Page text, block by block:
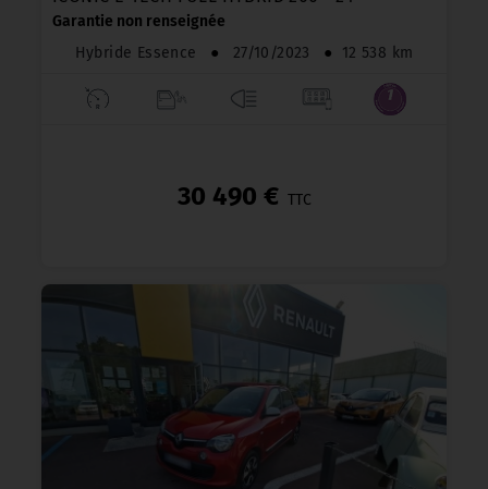
Garantie non renseignée
Hybride Essence
● 27/10/2023 ● 12 538 km
30 490 € TTC